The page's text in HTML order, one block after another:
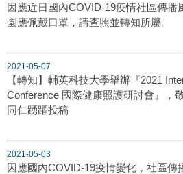
因應近日國內COVID-19疫情社區傳播
園應佩戴口罩，請查照並轉知所屬。
2021-05-07
【轉知】輔英科技大學舉辦『2021
Conference 國際健康照護研討會』，
同仁踴躍投稿
2021-05-03
因應國內COVID-19疫情變化，社區傳